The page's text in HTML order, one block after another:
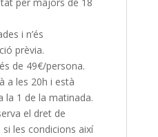
i n’és
prèvia.
de 49€/persona.
a les 20h i està
la 1 de la matinada.
el dret de
les condicions així